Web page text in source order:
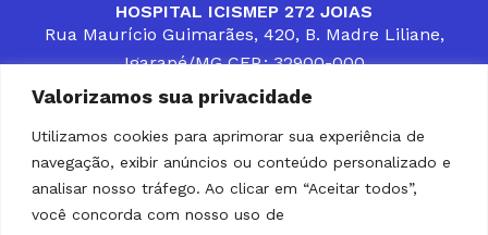
Valorizamos sua privacidade
Utilizamos cookies para aprimorar sua experiência de
navegação, exibir anúncios ou conteúdo personalizado e
analisar nosso tráfego. Ao clicar em “Aceitar todos”,
você concorda com nosso uso de
HOSPITAL ICISMEP 272 JOIAS
Rua Maurício Guimarães, 420, B. Madre Liliane,
Igarapé/MG CEP.: 32900-000
CONTATOS (31) 3512-4400 ou (31) 9 8309-8660
DESENVOLVER SOLUÇÕES, AÇÕES E SERVIÇOS
PÚBLICOS QUE COMPLEMENTEM A ASSISTÊNCIA À
POPULAÇÃO DA REGIÃO EM QUE ATUA, SENDO
PARCEIRO DOS MUNICÍPIOS CONSORCIADOS NA
SOLUÇÃO DE DIFICULDADES ENFRENTADAS POR
GESTORES MUNICIPAIS, É O COMPROMISSO DO
ICISMEP.